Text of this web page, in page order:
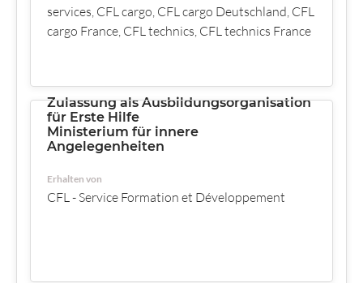
services, CFL cargo, CFL cargo Deutschland, CFL
cargo France, CFL technics, CFL technics France
Zulassung als Ausbildungsorganisation
für Erste Hilfe
Ministerium für innere
Angelegenheiten
Erhalten von
CFL - Service Formation et Développement